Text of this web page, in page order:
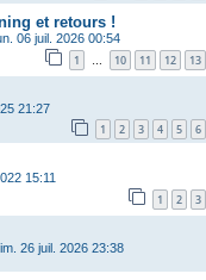
et retours !
06 juil. 2026 00:54
1 … 10 11 12 13
21:27
1 2 3 4 5 6
15:11
1 2 3
26 juil. 2026 23:38